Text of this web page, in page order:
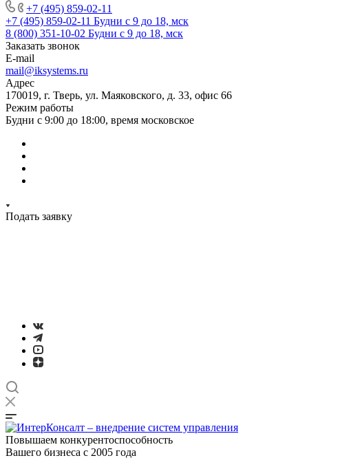
+7 (495) 859-02-11
+7 (495) 859-02-11 Будни с 9 до 18, мск
8 (800) 351-10-02 Будни с 9 до 18, мск
Заказать звонок
E-mail
mail@iksystems.ru
Адрес
170019, г. Тверь, ул. Маяковского, д. 33, офис 66
Режим работы
Будни с 9:00 до 18:00, время московское
Подать заявку
Повышаем конкурентоспособность
Вашего бизнеса с 2005 года